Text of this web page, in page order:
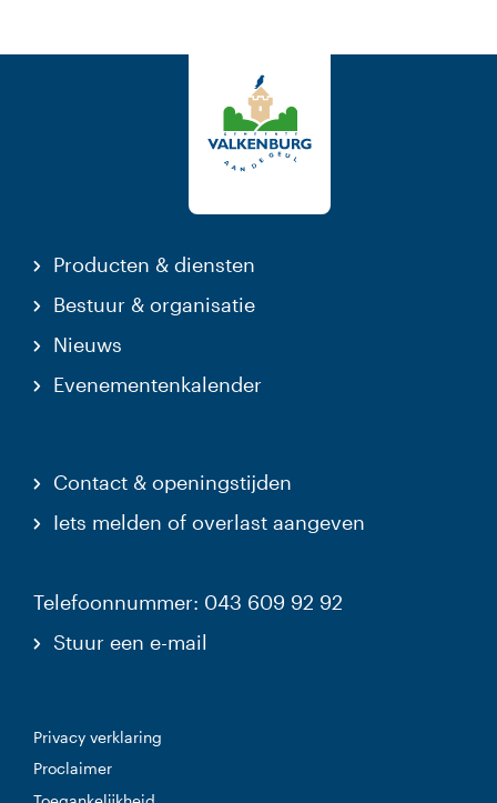
Producten & diensten
Bestuur & organisatie
Nieuws
Evenementenkalender
Contact & openingstijden
Iets melden of overlast aangeven
Telefoonnummer: 043 609 92 92
Stuur een e-mail
Privacy verklaring
Proclaimer